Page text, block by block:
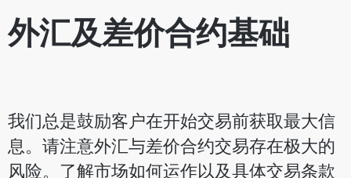
外汇及差价合约基础
我们总是鼓励客户在开始交易前获取最大信
息。请注意外汇与差价合约交易存在极大的
风险。了解市场如何运作以及具体交易条款